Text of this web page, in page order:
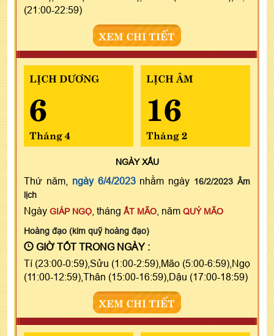
(21:00-22:59)
XEM CHI TIẾT
LỊCH DƯƠNG
6
Tháng 4
LỊCH ÂM
16
Tháng 2
NGÀYXẤU
Thứ năm, ngày 6/4/2023nhằm ngày 16/2/2023 Âm
lịch
Ngày GIÁP NGỌ , tháng ẤT MÃO , năm QUÝ MÃO
Hoàng đạo (kim quỹ hoàng đạo)
GIỜ TỐT TRONG NGÀY :
Tí (23:00-0:59),Sửu (1:00-2:59),Mão (5:00-6:59),Ngọ
(11:00-12:59),Thân (15:00-16:59),Dậu (17:00-18:59)
XEM CHI TIẾT